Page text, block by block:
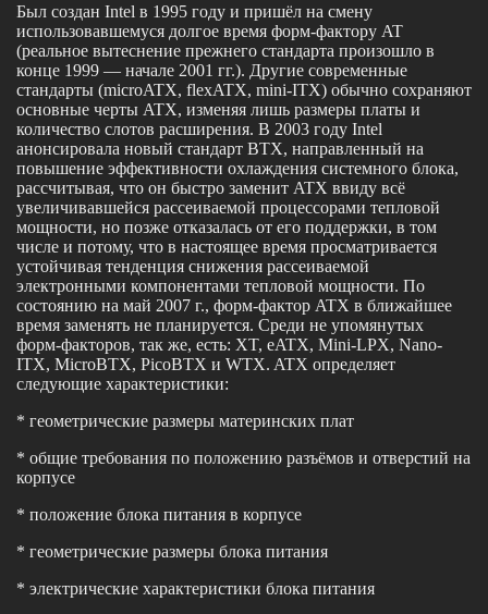
Был создан Intel в 1995 году и пришёл на смену
использовавшемуся долгое время форм-фактору AT
(реальное вытеснение прежнего стандарта произошло в
конце 1999 — начале 2001 гг.). Другие современные
стандарты (microATX, flexATX, mini-ITX) обычно сохраняют
основные черты ATX, изменяя лишь размеры платы и
количество слотов расширения. В 2003 году Intel
анонсировала новый стандарт BTX, направленный на
повышение эффективности охлаждения системного блока,
рассчитывая, что он быстро заменит ATX ввиду всё
увеличивавшейся рассеиваемой процессорами тепловой
мощности, но позже отказалась от его поддержки, в том
числе и потому, что в настоящее время просматривается
устойчивая тенденция снижения рассеиваемой
электронными компонентами тепловой мощности. По
состоянию на май 2007 г., форм-фактор ATX в ближайшее
время заменять не планируется. Среди не упомянутых
форм-факторов, так же, есть: XT, eATX, Mini-LPX, Nano-
ITX, MicroBTX, PicoBTX и WTX. ATX определяет
следующие характеристики:
* геометрические размеры материнских плат
* общие требования по положению разъёмов и отверстий на
корпусе
* положение блока питания в корпусе
* геометрические размеры блока питания
* электрические характеристики блока питания